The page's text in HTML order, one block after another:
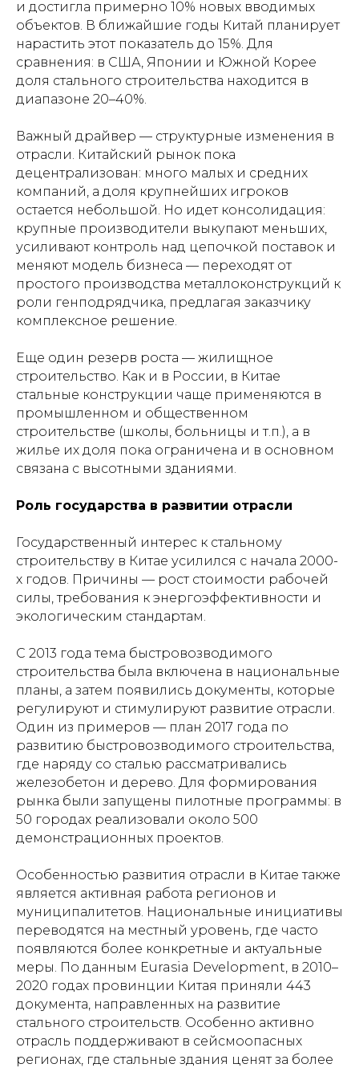
и достигла примерно 10% новых вводимых
объектов. В ближайшие годы Китай планирует
нарастить этот показатель до 15%. Для
сравнения: в США, Японии и Южной Корее
доля стального строительства находится в
диапазоне 20–40%.
Важный драйвер — структурные изменения в
отрасли. Китайский рынок пока
децентрализован: много малых и средних
компаний, а доля крупнейших игроков
остается небольшой. Но идет консолидация:
крупные производители выкупают меньших,
усиливают контроль над цепочкой поставок и
меняют модель бизнеса — переходят от
простого производства металлоконструкций к
роли генподрядчика, предлагая заказчику
комплексное решение.
Еще один резерв роста — жилищное
строительство. Как и в России, в Китае
стальные конструкции чаще применяются в
промышленном и общественном
строительстве (школы, больницы и т.п.), а в
жилье их доля пока ограничена и в основном
связана с высотными зданиями.
Роль государства в развитии отрасли
Государственный интерес к стальному
строительству в Китае усилился с начала 2000-
х годов. Причины — рост стоимости рабочей
силы, требования к энергоэффективности и
экологическим стандартам.
С 2013 года тема быстровозводимого
строительства была включена в национальные
планы, а затем появились документы, которые
регулируют и стимулируют развитие отрасли.
Один из примеров — план 2017 года по
развитию быстровозводимого строительства,
где наряду со сталью рассматривались
железобетон и дерево. Для формирования
рынка были запущены пилотные программы: в
50 городах реализовали около 500
демонстрационных проектов.
Особенностью развития отрасли в Китае также
является активная работа регионов и
муниципалитетов. Национальные инициативы
переводятся на местный уровень, где часто
появляются более конкретные и актуальные
меры. По данным Eurasia Development, в 2010–
2020 годах провинции Китая приняли 443
документа, направленных на развитие
стального строительств. Особенно активно
отрасль поддерживают в сейсмоопасных
регионах, где стальные здания ценят за более